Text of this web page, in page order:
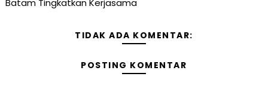
Batam Tingkatkan Kerjasama
TIDAK ADA KOMENTAR:
POSTING KOMENTAR